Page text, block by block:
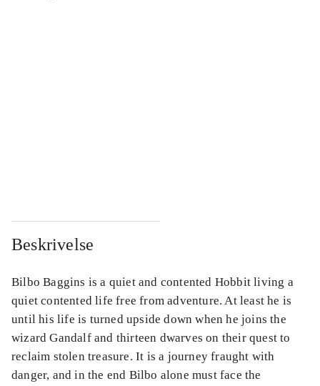
Beskrivelse
Bilbo Baggins is a quiet and contented Hobbit living a
quiet contented life free from adventure. At least he is
until his life is turned upside down when he joins the
wizard Gandalf and thirteen dwarves on their quest to
reclaim stolen treasure. It is a journey fraught with
danger, and in the end Bilbo alone must face the